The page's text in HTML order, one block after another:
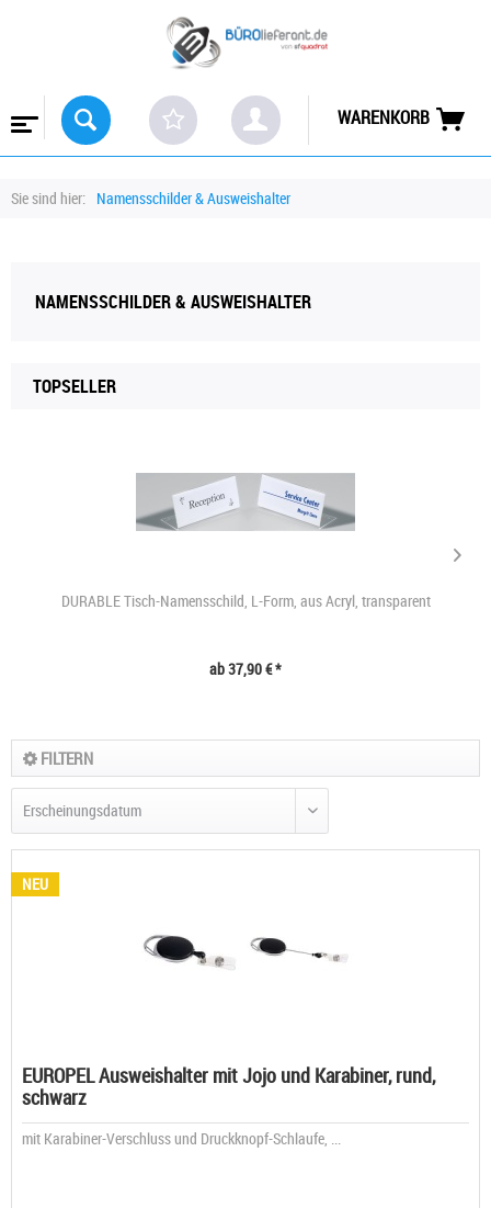
WARENKORB
Sie sind hier: Namensschilder & Ausweishalter
NAMENSSCHILDER & AUSWEISHALTER
TOPSELLER
DURABLE Tisch-Namensschild, L-Form, aus Acryl, transparent
ab 37,90 € *
FILTERN
NEU
EUROPEL Ausweishalter mit Jojo und Karabiner, rund,
schwarz
mit Karabiner-Verschluss und Druckknopf-Schlaufe, ...